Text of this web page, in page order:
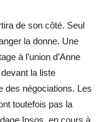
de son côté. Seul
la donne. Une
à l’union d’Anne
la liste
des négociations. Les
toutefois pas la